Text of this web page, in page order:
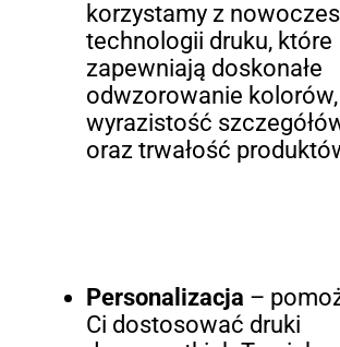
korzystamy z
technologii druku, które
zapewniają doskonałe
odwzorowanie kolorów,
wyrazistość
oraz trwałość
Personalizacja –
Ci dostosować druki